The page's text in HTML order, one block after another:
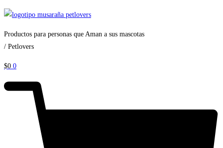
Productos para personas que Aman a sus mascotas
/ Petlovers
$0 0